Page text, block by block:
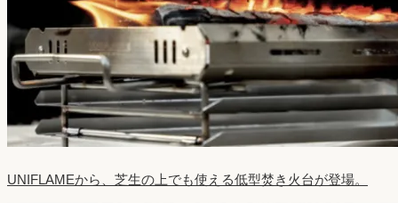
UNIFLAMEから、芝生の上でも使える低型焚き火台が登場。